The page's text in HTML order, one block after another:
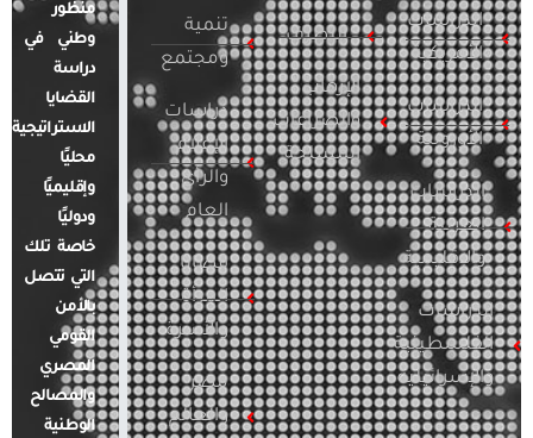
الدراسات
الأمريكية
الدراسات
الأوروبية
الدراسات
العربية
والإقليمية
الدراسات
الفلسطينية
والإسرائيلية
التطرف
الإرهاب
والصراعات
المسلحة
تنمية
ومجتمع
دراسات
الإعلام
والرأي
العام
قضايا
المرأة
والأسرة
مصر
والعالم
منظور
وطني في
دراسة
القضايا
الاستراتيجية
محليًا
وإقليميًا
ودوليًا
خاصة تلك
التي تتصل
بالأمن
القومي
المصري
والمصالح
الوطنية